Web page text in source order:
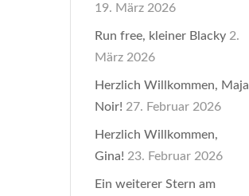
19. März 2026
Run free, kleiner Blacky 2.
März 2026
Herzlich Willkommen, Maja
Noir! 27. Februar 2026
Herzlich Willkommen,
Gina! 23. Februar 2026
Ein weiterer Stern am